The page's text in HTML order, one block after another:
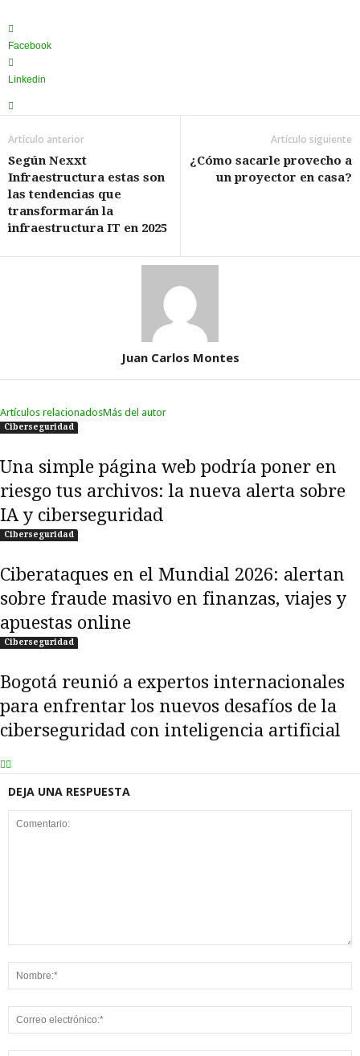
Facebook
Linkedin
Artículo anterior
Según Nexxt
Infraestructura estas son
las tendencias que
transformarán la
infraestructura IT en 2025
Artículo siguiente
¿Cómo sacarle provecho a
un proyector en casa?
Juan Carlos Montes
Artículos relacionadosMás del autor
Ciberseguridad
Una simple página web podría poner en
riesgo tus archivos: la nueva alerta sobre
IA y ciberseguridad
Ciberseguridad
Ciberataques en el Mundial 2026: alertan
sobre fraude masivo en finanzas, viajes y
apuestas online
Ciberseguridad
Bogotá reunió a expertos internacionales
para enfrentar los nuevos desafíos de la
ciberseguridad con inteligencia artificial
DEJA UNA RESPUESTA